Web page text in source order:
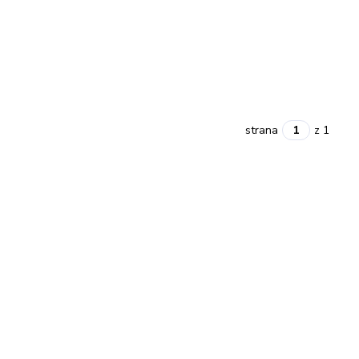
strana z 1